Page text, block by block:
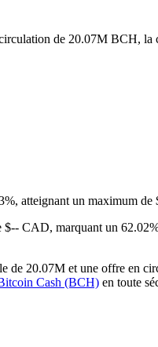
de 20.07M BCH, la
atteignant un maximum
CAD, marquant un
de 20.07M et une offre en
Cash (BCH) en toute